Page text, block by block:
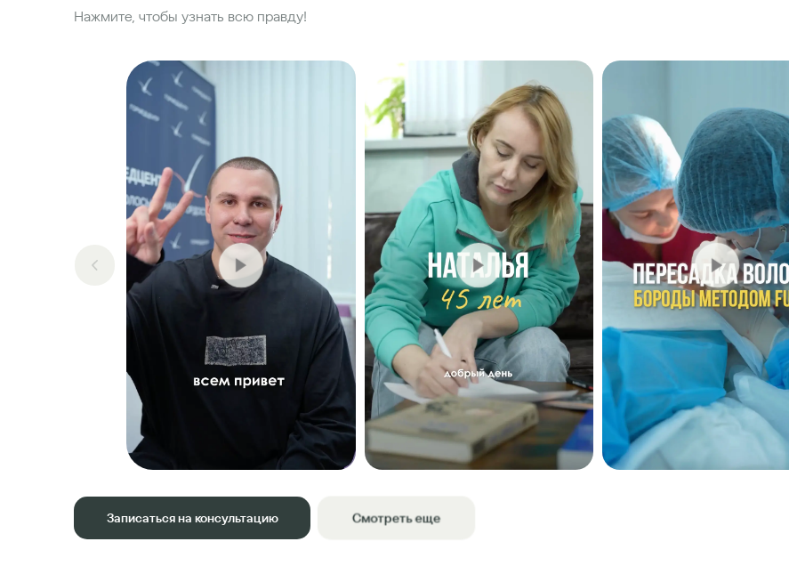
Нажмите, чтобы узнать всю правду!
Записаться на консультацию Смотреть еще